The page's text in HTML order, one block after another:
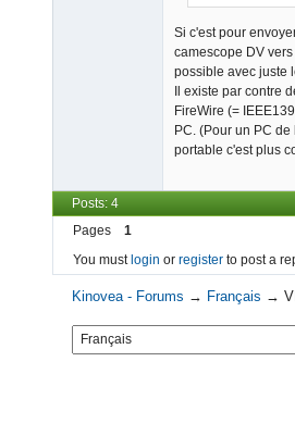
Si c'est pour
camescope DV
possible avec juste
Il existe par contre
FireWire (=
PC. (Pour un PC
portable c'est plus
Posts: 4
Pages
1
You mustlogin or register to post a
Kinovea - Forums → Français →